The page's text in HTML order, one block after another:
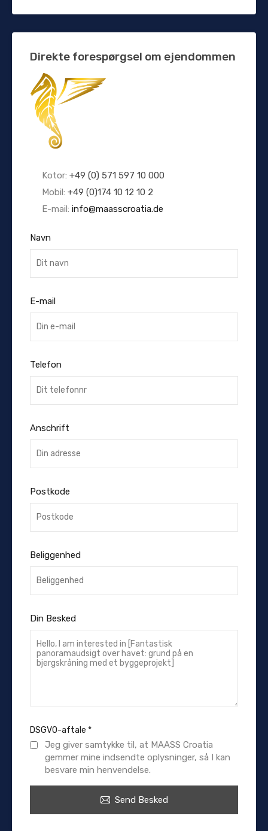
Direkte forespørgsel om ejendommen
Kotor: +49 (0) 571 597 10 000
Mobil: +49 (0)174 10 12 10 2
E-mail: info@maasscroatia.de
Navn
E-mail
Telefon
Anschrift
Postkode
Beliggenhed
Din Besked
DSGVO-aftale *
Jeg giver samtykke til, at MAASS Croatia
gemmer mine indsendte oplysninger, så I kan
besvare min henvendelse.
Send Besked